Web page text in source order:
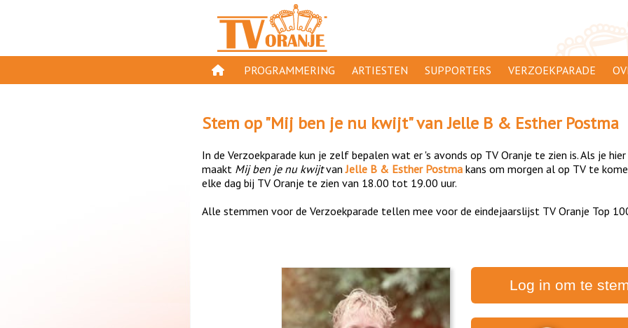
PROGRAMMERING
GESPEELD OP TV ORANJE
ORANJE KROON
TV ORANJE TOP 1000
11 VAN ORANJE
ARTIESTEN SUPPORTERS
AANMELDEN
VERZOEKPARADE
Stem op "Mij ben je nu kwijt" vanJelle B & Esther Postma
In de Verzoekparade kun je zelf bepalen wat er 's avonds op TV Oranje te zien is. Als je
maakt Mij ben je nu kwijtvanJelle B & Esther Postma kans om morgen al op TV te
elke dag bij TV Oranje te zien van 18.00 tot 19.00 uur.
Alle stemmen voor de Verzoekparade tellen mee voor de eindejaarslijst TV Oranje Top
Log in om te